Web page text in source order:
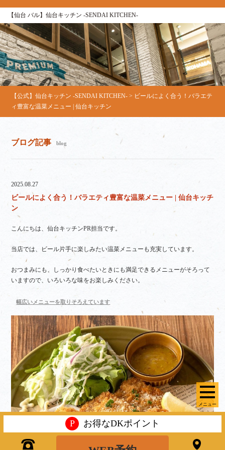
【仙台 バル】仙台キッチン ‐SENDAI KITCHEN‐
メニュー
【公式】仙台キッチン -SENDAI KITCHEN- > ビールによく合う！バラエテ
ィ豊富な温菜メニュー | 仙台キッチン
ブログ記事 blog
2025.08.27
ビールによく合う！バラエティ豊富な温菜メニュー | 仙台キッチ
ン
こんにちは、仙台キッチンPR担当です。
当店では、ビール片手に楽しみたい温菜メニューも充実しています。
おつまみにも、しっかり食べたいときにも満足できるメニューがそろって
いますので、いろいろな味をお楽しみください。
幅広いメニューを取りそろえています
P お得なDKポイント